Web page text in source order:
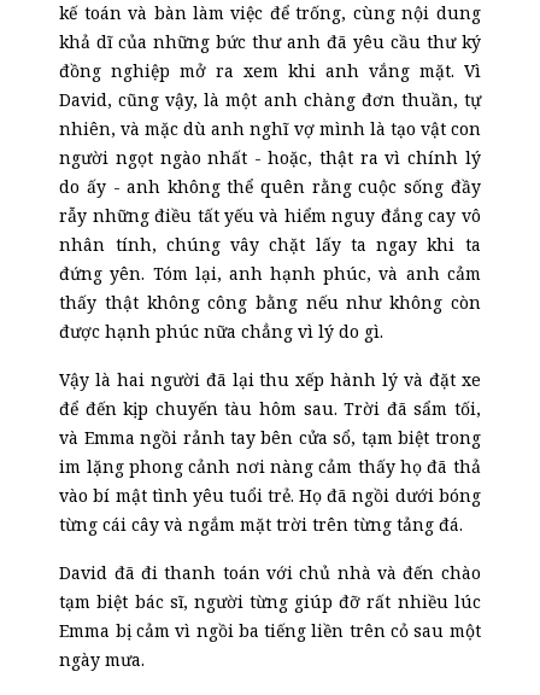
kế toán và bàn làm việc để trống, cùng nội dung
khả dĩ của những bức thư anh đã yêu cầu thư ký
đồng nghiệp mở ra xem khi anh vắng mặt. Vì
David, cũng vậy, là một anh chàng đơn thuần, tự
nhiên, và mặc dù anh nghĩ vợ mình là tạo vật con
người ngọt ngào nhất - hoặc, thật ra vì chính lý
do ấy - anh không thể quên rằng cuộc sống đầy
rẫy những điều tất yếu và hiểm nguy đắng cay vô
nhân tính, chúng vây chặt lấy ta ngay khi ta
đứng yên. Tóm lại, anh hạnh phúc, và anh cảm
thấy thật không công bằng nếu như không còn
được hạnh phúc nữa chẳng vì lý do gì.
Vậy là hai người đã lại thu xếp hành lý và đặt xe
để đến kịp chuyến tàu hôm sau. Trời đãsẩm tối,
và Emma ngồi rảnh tay bên cửa sổ, tạm biệt trong
im lặng phong cảnh nơinàng cảm thấy họ đã thả
vào bí mật tình yêu tuổi trẻ. Họ đã ngồi dưới bóng
từng cái cây và ngắm mặt trời trên từng tảng đá.
David đã đi thanh toán với chủ nhà và đến chào
tạm biệt bác sĩ, người từng giúp đỡ rất nhiều lúc
Emma bị cảm vì ngồi ba tiếng liền trên cỏ sau một
ngày mưa.